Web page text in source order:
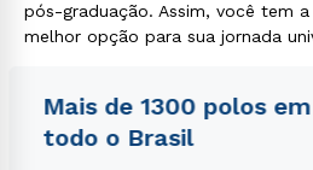
pós-graduação. Assim, você tem
melhor opção para sua jornada
Mais de 1300 polos em
todo o Brasil